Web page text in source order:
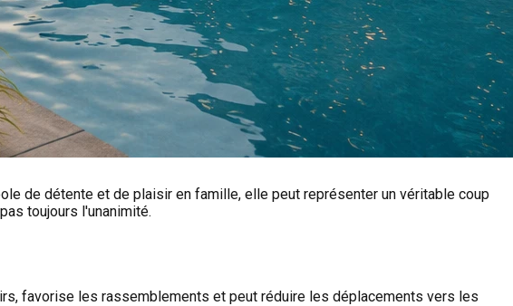
de détente et de plaisir en famille, elle peut représenter un véritable coup
toujours l'unanimité.
favorise les rassemblements et peut réduire les déplacements vers les